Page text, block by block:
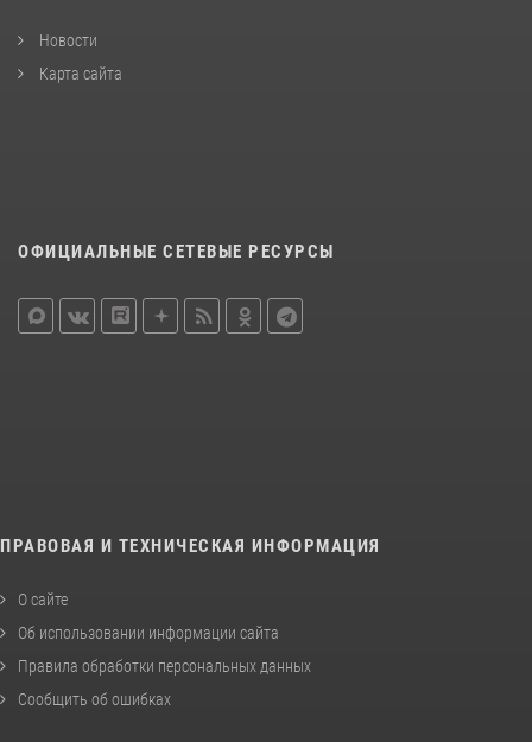
Новости
Карта сайта
ОФИЦИАЛЬНЫЕ СЕТЕВЫЕ РЕСУРСЫ
ПРАВОВАЯ И ТЕХНИЧЕСКАЯ ИНФОРМАЦИЯ
О сайте
Об использовании информации сайта
Правила обработки персональных данных
Сообщить об ошибках